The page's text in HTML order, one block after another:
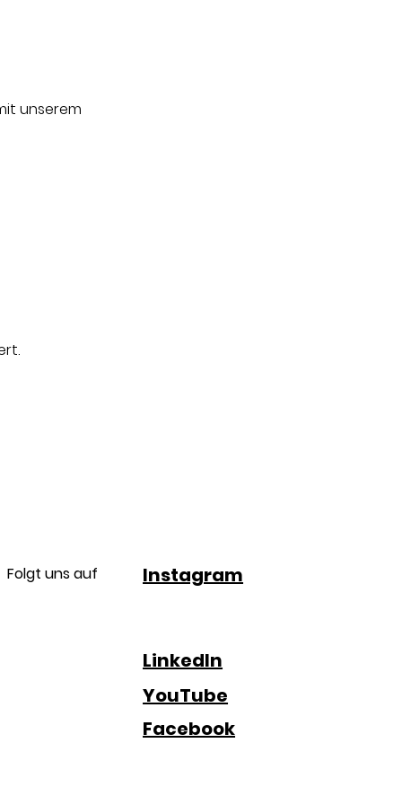
unserem
Folgt uns auf Instagram
LinkedIn
YouTube
Facebook